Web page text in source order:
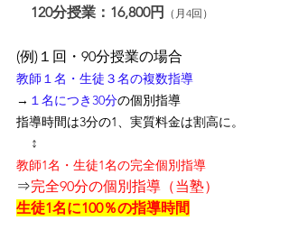
120分授業：16,800円 （月4回）
(例)１回・90分授業の場合
教師１名・生徒３名の複数指導
→ １名につき30分の個別指導
指導時間は3分の1、 実質料金は割高に。
↕
教師1名・生徒1名の完全個別指導
⇒完全90分の個別指導（当塾）
生徒1名に100％の指導時間